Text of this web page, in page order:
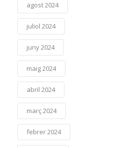
agost 2024
juliol 2024
juny 2024
maig 2024
abril 2024
març 2024
febrer 2024